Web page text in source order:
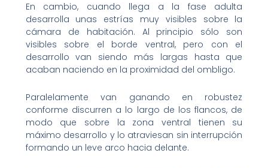
En cambio, cuando llega a la fase adulta
desarrolla unas estrías muy visibles sobre la
cámara de habitación. Al principio sólo son
visibles sobre el borde ventral, pero con el
desarrollo van siendo más largas hasta que
acaban naciendo en la proximidad del ombligo.
Paralelamente van ganando en robustez
conforme discurren a lo largo de los flancos, de
modo que sobre la zona ventral tienen su
máximo desarrollo y lo atraviesan sin interrupción
formando un leve arco hacia delante.